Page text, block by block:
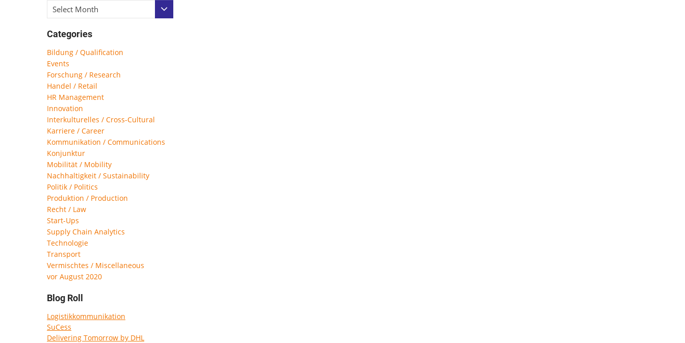
Select Month
Categories
Bildung / Qualification
Events
Forschung / Research
Handel / Retail
HR Management
Innovation
Interkulturelles / Cross-Cultural
Karriere / Career
Kommunikation / Communications
Konjunktur
Mobilität / Mobility
Nachhaltigkeit / Sustainability
Politik / Politics
Produktion / Production
Recht / Law
Start-Ups
Supply Chain Analytics
Technologie
Transport
Vermischtes / Miscellaneous
vor August 2020
Blog Roll
Logistikkommunikation
SuCess
Delivering Tomorrow by DHL